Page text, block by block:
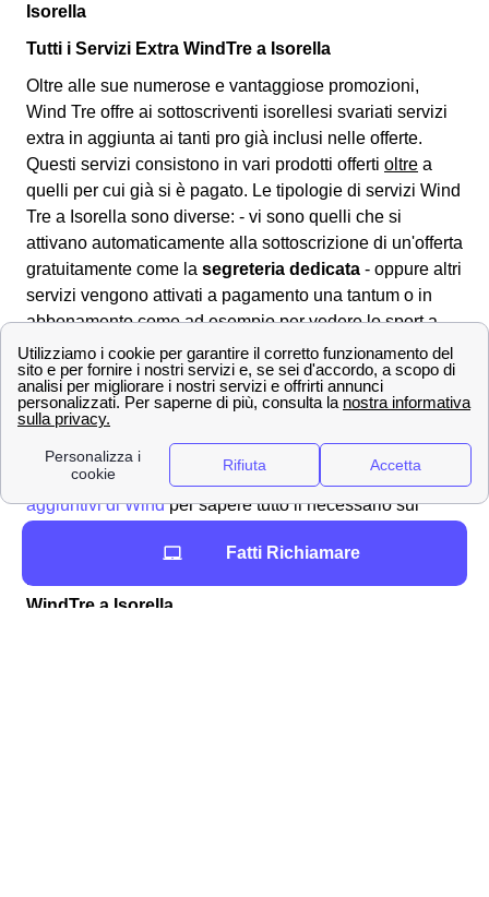
Isorella
Tutti i Servizi Extra WindTre a Isorella
Oltre alle sue numerose e vantaggiose promozioni,
Wind Tre offre ai sottoscriventi isorellesi svariati servizi
extra in aggiunta ai tanti pro già inclusi nelle offerte.
Questi servizi consistono in vari prodotti offerti oltre a
quelli per cui già si è pagato. Le tipologie di servizi Wind
Tre a Isorella sono diverse: - vi sono quelli che si
attivano automaticamente alla sottoscrizione di un'offerta
gratuitamente come la segreteria dedicata - oppure altri
servizi vengono attivati a pagamento una tantum o in
abbonamento come ad esempio per vedere lo sport a
Isorella con Wind. L'attivazione e disattivazione dei
servizi Wind Tre sottoscritti viene normalmente gestita
attraverso il servizio clienti chiamando il 159. A Isorella, i
servizi in sovrapprezzo sono già stati bloccati
inizialmente per evitare abusi. Per maggiori informazioni
e dettagli puoi recarti sulla pagina dedicata ai
aggiuntivi di Windper sapere tutto il necessario sui
WindTre a Isorella
Fatti Richiamare